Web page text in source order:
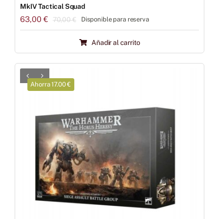
MkIV Tactical Squad
70,00€El
original
era:
63,00€
El
actual
es:
Disponible para reserva
Añadir al carrito
Ahorra 17.00 €